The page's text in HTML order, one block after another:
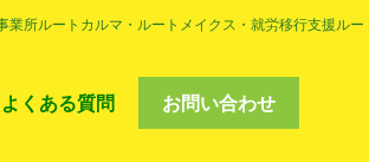
業所ルートカルマ・ルートメイクス・就労移行支援ルー
よくある質問 お問い合わせ